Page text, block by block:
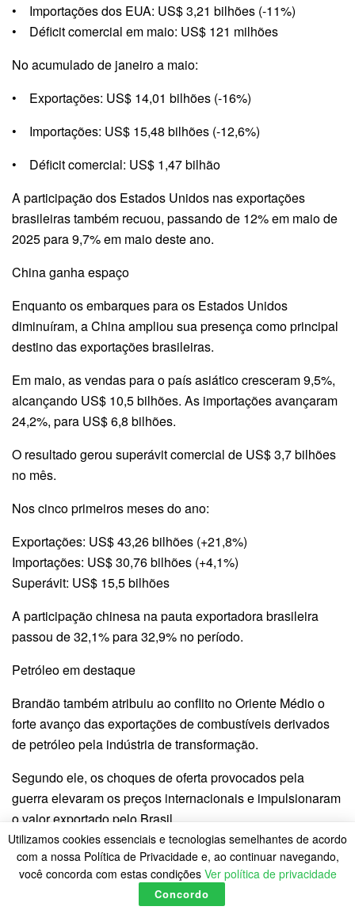
• Importações dos EUA: US$ 3,21 bilhões (-11%)
• Déficit comercial em maio: US$ 121 milhões
No acumulado de janeiro a maio:
• Exportações: US$ 14,01 bilhões (-16%)
• Importações: US$ 15,48 bilhões (-12,6%)
• Déficit comercial: US$ 1,47 bilhão
A participação dos Estados Unidos nas exportações
brasileiras também recuou, passando de 12% em maio de
2025 para 9,7% em maio deste ano.
China ganha espaço
Enquanto os embarques para os Estados Unidos
diminuíram, a China ampliou sua presença como principal
destino das exportações brasileiras.
Em maio, as vendas para o país asiático cresceram 9,5%,
alcançando US$ 10,5 bilhões. As importações avançaram
24,2%, para US$ 6,8 bilhões.
O resultado gerou superávit comercial de US$ 3,7 bilhões
no mês.
Nos cinco primeiros meses do ano:
Exportações: US$ 43,26 bilhões (+21,8%)
Importações: US$ 30,76 bilhões (+4,1%)
Superávit: US$ 15,5 bilhões
A participação chinesa na pauta exportadora brasileira
passou de 32,1% para 32,9% no período.
Petróleo em destaque
Brandão também atribuiu ao conflito no Oriente Médio o
forte avanço das exportações de combustíveis derivados
de petróleo pela indústria de transformação.
Segundo ele, os choques de oferta provocados pela
guerra elevaram os preços internacionais e impulsionaram
o valor exportado pelo Brasil.
Em maio:
Exportações de óleos combustíveis cresceram 75,2% em
Utilizamos cookies essenciais e tecnologias semelhantes de acordo
com a nossa Política de Privacidade e, ao continuar navegando,
você concorda com estas condições Ver política de privacidade
Concordo